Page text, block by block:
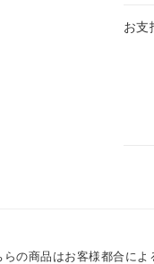
お支
らの商品はお客様都合に